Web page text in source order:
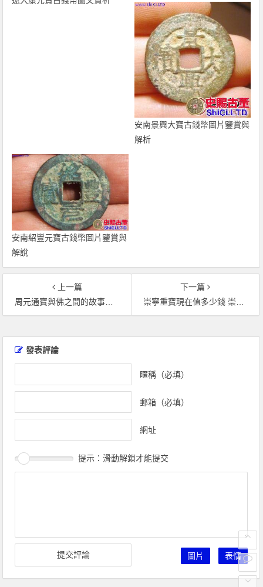
安南景興大寶古錢幣圖片鑒賞與
解析
安南紹豐元寶古錢幣圖片鑒賞與
解說
上一篇
周元通寶與佛之間的故事，很多人都不知道
下一篇
崇寧重寶現在值多少錢 崇寧重寶一枚價格多少
發表評論
暱稱（必填）
郵箱（必填）
網址
提示：滑動解鎖才能提交
圖片 表情